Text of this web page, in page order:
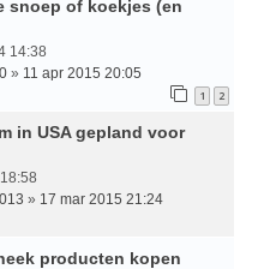
snoep of koekjes (en
14:38
» 11 apr 2015 20:05
1 2
in USA gepland voor
» 17 mar 2015 21:24
producten kopen